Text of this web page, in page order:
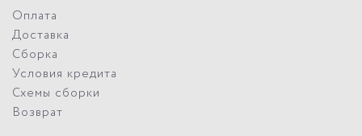
Оплата
Доставка
Сборка
Условия кредита
Схемы сборки
Возврат